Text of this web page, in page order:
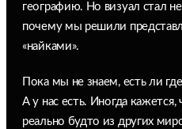
географию. Но визуал стал
почему мы решили
«найками».
Пока мы не знаем, есть ли
А у нас есть. Иногда
реально будто из других